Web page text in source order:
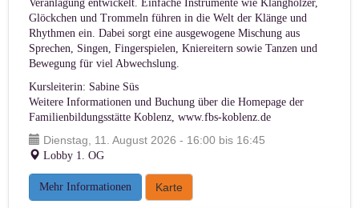
Veranlagung entwickelt. Einfache Instrumente wie Klanghölzer,
Glöckchen und Trommeln führen in die Welt der Klänge und
Rhythmen ein. Dabei sorgt eine ausgewogene Mischung aus
Sprechen, Singen, Fingerspielen, Kniereitern sowie Tanzen und
Bewegung für viel Abwechslung.
Kursleiterin: Sabine Süs
Weitere Informationen und Buchung über die Homepage der
Familienbildungsstätte Koblenz, www.fbs-koblenz.de
Dienstag, 11. August 2026 - 16:00 bis 16:45
Lobby 1. OG
Mehr Informationen Karte